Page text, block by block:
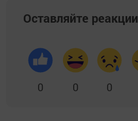
Оставляйте реакции
0 0 0